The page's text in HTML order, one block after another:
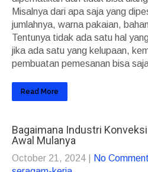
Misalnya dari apa saja yang
jumlahnya, warna pakaian,
Tentunya tidak ada satu hal
jika ada satu yang kelupaan,
pembuatan pemesanan bisa
Read More
Bagaimana Industri
Awal Mulanya
October 21, 2024 No